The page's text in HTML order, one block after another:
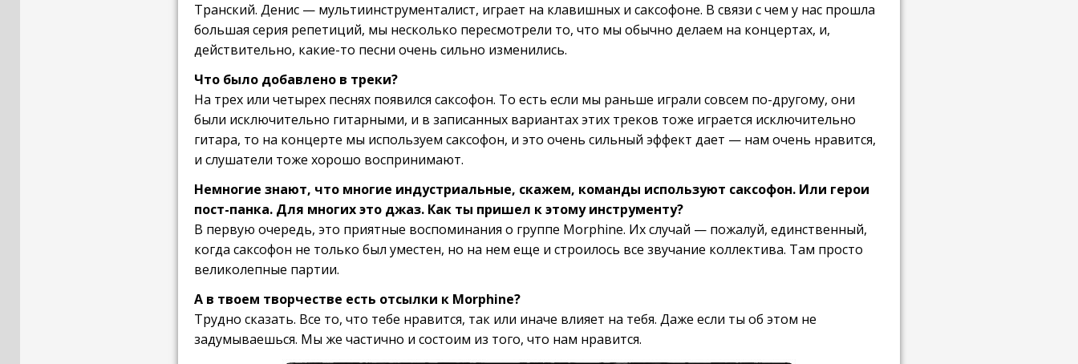
Транский. Денис — мультиинструменталист, играет на клавишных и саксофоне. В связи с чем у нас прошла
большая серия репетиций, мы несколько пересмотрели то, что мы обычно делаем на концертах, и,
действительно, какие-то песни очень сильно изменились.
Что было добавлено в треки?
На трех или четырех песнях появился саксофон. То есть если мы раньше играли совсем по-другому, они
были исключительно гитарными, и в записанных вариантах этих треков тоже играется исключительно
гитара, то на концерте мы используем саксофон, и это очень сильный эффект дает — нам очень нравится,
и слушатели тоже хорошо воспринимают.
Немногие знают, что многие индустриальные, скажем, команды используют саксофон. Или герои
пост-панка. Для многих это джаз. Как ты пришел к этому инструменту?
В первую очередь, это приятные воспоминания о группе Morphine. Их случай — пожалуй, единственный,
когда саксофон не только был уместен, но на нем еще и строилось все звучание коллектива. Там просто
великолепные партии.
А в твоем творчестве есть отсылки к Morphine?
Трудно сказать. Все то, что тебе нравится, так или иначе влияет на тебя. Даже если ты об этом не
задумываешься. Мы же частично и состоим из того, что нам нравится.